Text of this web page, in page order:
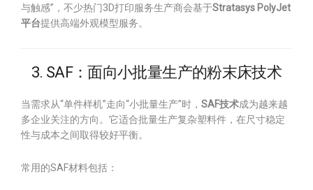
与触感”，不少热门3D打印服务生产商会基于Stratasys PolyJet
平台提供高端外观模型服务。
3. SAF：面向小批量生产的粉末床技术
当需求从“单件样机”走向“小批量生产”时， SAF技术成为越来越
多企业关注的方向。它适合批量生产复杂塑料件，在尺寸稳定
性与成本之间取得较好平衡。
常用的SAF材料包括：